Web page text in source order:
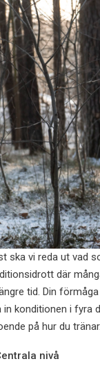
ska vi reda ut vad
där
tid. Din
in konditionen i fyra
på hur du tränar.
nivå